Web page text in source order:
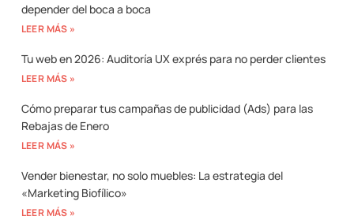
depender del boca a boca
LEER MÁS »
Tu web en 2026: Auditoría UX exprés para no perder clientes
LEER MÁS »
Cómo preparar tus campañas de publicidad (Ads) para las
Rebajas de Enero
LEER MÁS »
Vender bienestar, no solo muebles: La estrategia del
«Marketing Biofílico»
LEER MÁS »